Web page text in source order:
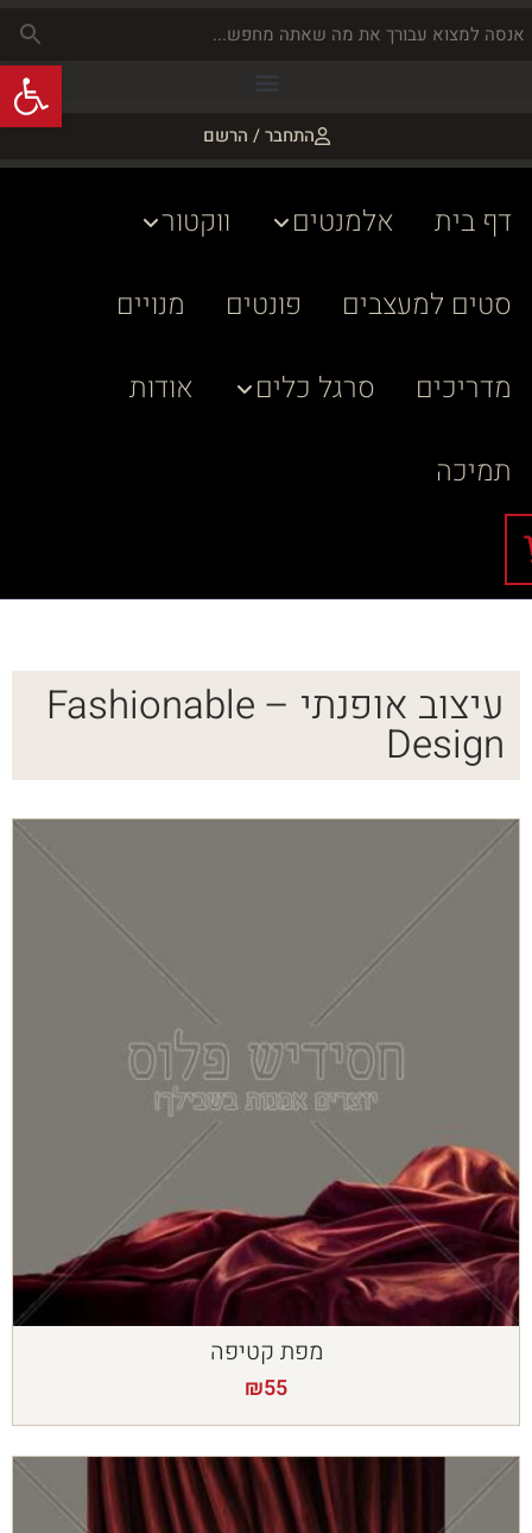
התחבר / הרשם
דף בית אלמנטים
ווקטור
סטים למעצבים
פונטים
מנויים
מדריכים
סרגל כלים
אודות
תמיכה
עיצוב אופנתי – Fashionable
Design
מפת קטיפה
₪55